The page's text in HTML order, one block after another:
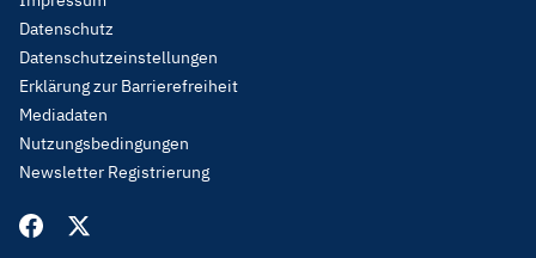
Menu
Legal
Datenschutz
Datenschutzeinstellungen
Erklärung zur Barrierefreiheit
Mediadaten
Nutzungsbedingungen
Newsletter Registrierung